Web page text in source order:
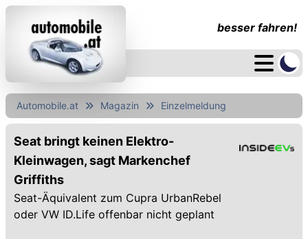
besser fahren!
Automobile.at Magazin Einzelmeldung
Seat bringt keinen Elektro-
Kleinwagen, sagt Markenchef
Griffiths
Seat-Äquivalent zum Cupra UrbanRebel
oder VW ID.Life offenbar nicht geplant